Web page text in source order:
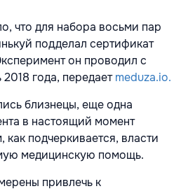
что для набора восьми пар
подделал сертификат
он проводил с
года, передаетmeduza.io.
близнецы, еще одна
в настоящий момент
подчеркивается, власти
медицинскую помощь.
привлечь к